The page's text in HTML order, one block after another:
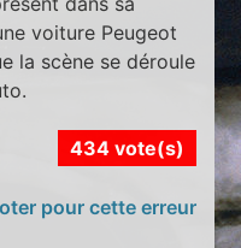
voiture Peugeot
la scène se déroule
434 vote(s)
pour cette erreur